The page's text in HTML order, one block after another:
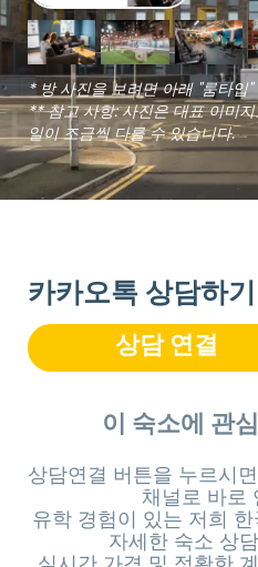
* 방 사진을 보려면 아래 "룸타입
** 참고 사항: 사진은 대표 이미
일이 조금씩 다를 수 있습니다.
카카오톡 상담하기
상담 연결
이 숙소에 관
상담연결 버튼을 누르시
채널로 바로
유학 경험이 있는 저희
자세한 숙소 상